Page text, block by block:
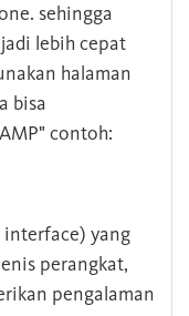
sehingga
lebih cepat
halaman
bisa
contoh:
interface) yang
perangkat,
pengalaman